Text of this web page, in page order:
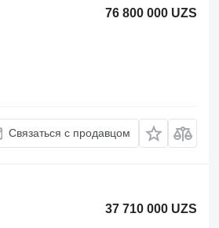
76 800 000 UZS
Связаться с продавцом
37 710 000 UZS